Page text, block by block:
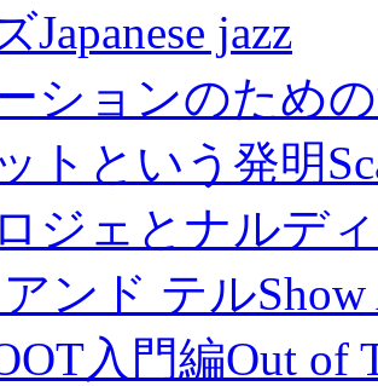
Japanese jazz
ションのため
トという発明
ジェとナルデ
ンド テル
入門編Out of